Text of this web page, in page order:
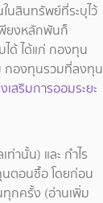
นสินทรัพย์ที่ระบุไว้
ยงหลักพันก็
ได้ ได้แก่ กองทุน
กองทุนรวมที่ลงทุน
สริมการออมระยะ
านั้น) และ กำไร
นตอนซื้อ โดยก่อน
กครั้ง (อ่านเพิ่ม